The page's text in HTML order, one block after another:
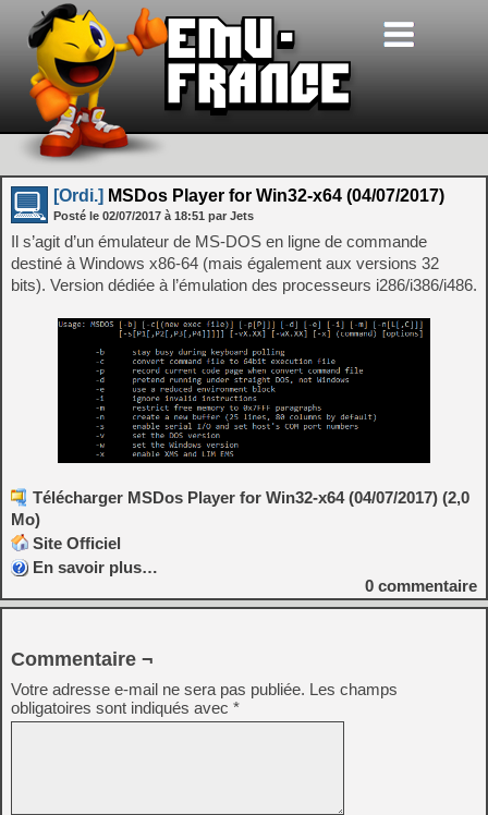
[Ordi.] MSDos Player for Win32-x64 (04/07/2017)
Posté le 02/07/2017 à 18:51 par Jets
Il s’agit d’un émulateur de MS-DOS en ligne de commande
destiné à Windows x86-64 (mais également aux versions 32
bits). Version dédiée à l’émulation des processeurs i286/i386/i486.
Télécharger MSDos Player for Win32-x64 (04/07/2017) (2,0
Mo)
Site Officiel
En savoir plus…
0 commentaire
Commentaire ¬
Votre adresse e-mail ne sera pas publiée. Les champs
obligatoires sont indiqués avec *